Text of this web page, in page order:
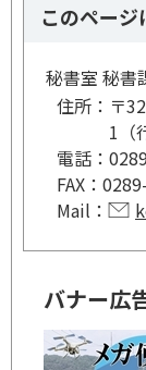
このペー
秘書室 秘書
住所： 〒
1（
電話：
FAX：
Mail：
バナー広